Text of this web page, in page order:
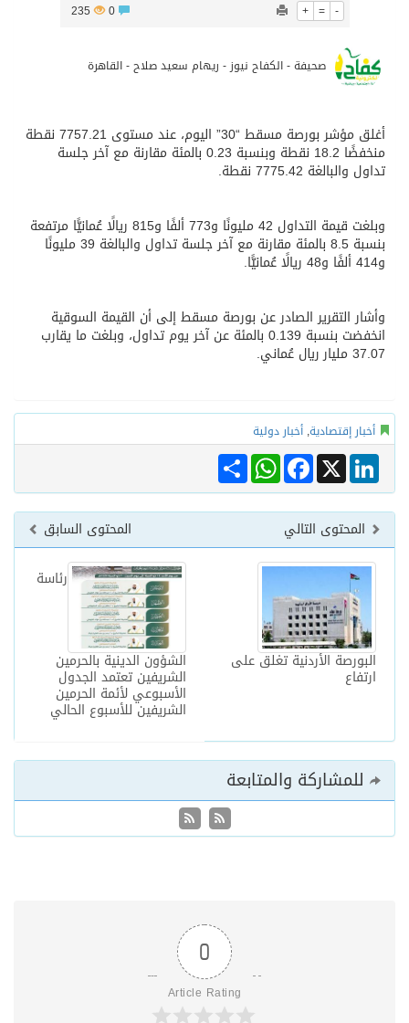
+ = -
0
235
صحيفة - الكفاح نيوز - ريهام سعيد صلاح - القاهرة
أغلق مؤشر بورصة مسقط “30” اليوم، عند مستوى 7757.21 نقطة
منخفضًا 18.2 نقطة وبنسبة 0.23 بالمئة مقارنة مع آخر جلسة
تداول والبالغة 7775.42 نقطة.
وبلغت قيمة التداول 42 مليونًا و773 ألفًا و815 ريالًا عُمانيًّا مرتفعة
بنسبة 8.5 بالمئة مقارنة مع آخر جلسة تداول والبالغة 39 مليونًا
و414 ألفًا و48 ريالًا عُمانيًّا.
وأشار التقرير الصادر عن بورصة مسقط إلى أن القيمة السوقية
انخفضت بنسبة 0.139 بالمئة عن آخر يوم تداول، وبلغت ما يقارب
37.07 مليار ريال عُماني.
أخبار إقتصادية, أخبار دولية
Share
WhatsAppFacebook X
LinkedIn
المحتوى السابق
المحتوى التالي
رئاسة
الشؤون الدينية بالحرمين
الشريفين تعتمد الجدول
الأسبوعي لأئمة الحرمين
الشريفين للأسبوع الحالي
البورصة الأردنية تغلق على
ارتفاع
للمشاركة والمتابعة
0
Article Rating